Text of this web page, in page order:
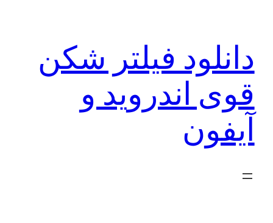
دانلود فیلتر شکن
قوی اندروید و
آیفون